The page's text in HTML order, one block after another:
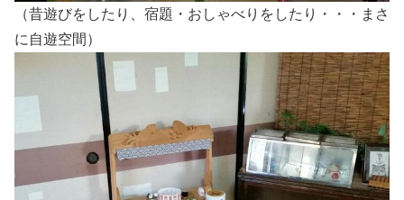
（昔遊びをしたり、宿題・おしゃべりをしたり・・・まさ
に自遊空間）